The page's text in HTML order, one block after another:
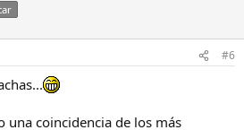
#6
una coincidencia de los más